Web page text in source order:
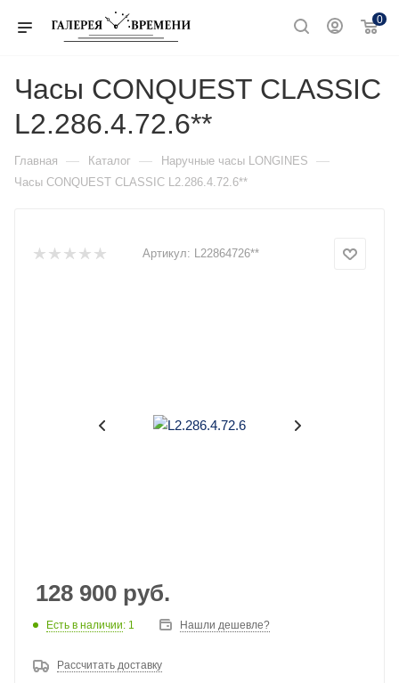
0
Часы CONQUEST CLASSIC
L2.286.4.72.6**
Главная — Каталог — Наручные часы LONGINES —
Часы CONQUEST CLASSIC L2.286.4.72.6**
Артикул: L22864726**
128 900 руб.
Есть в наличии: 1 Нашли дешевле?
Рассчитать доставку